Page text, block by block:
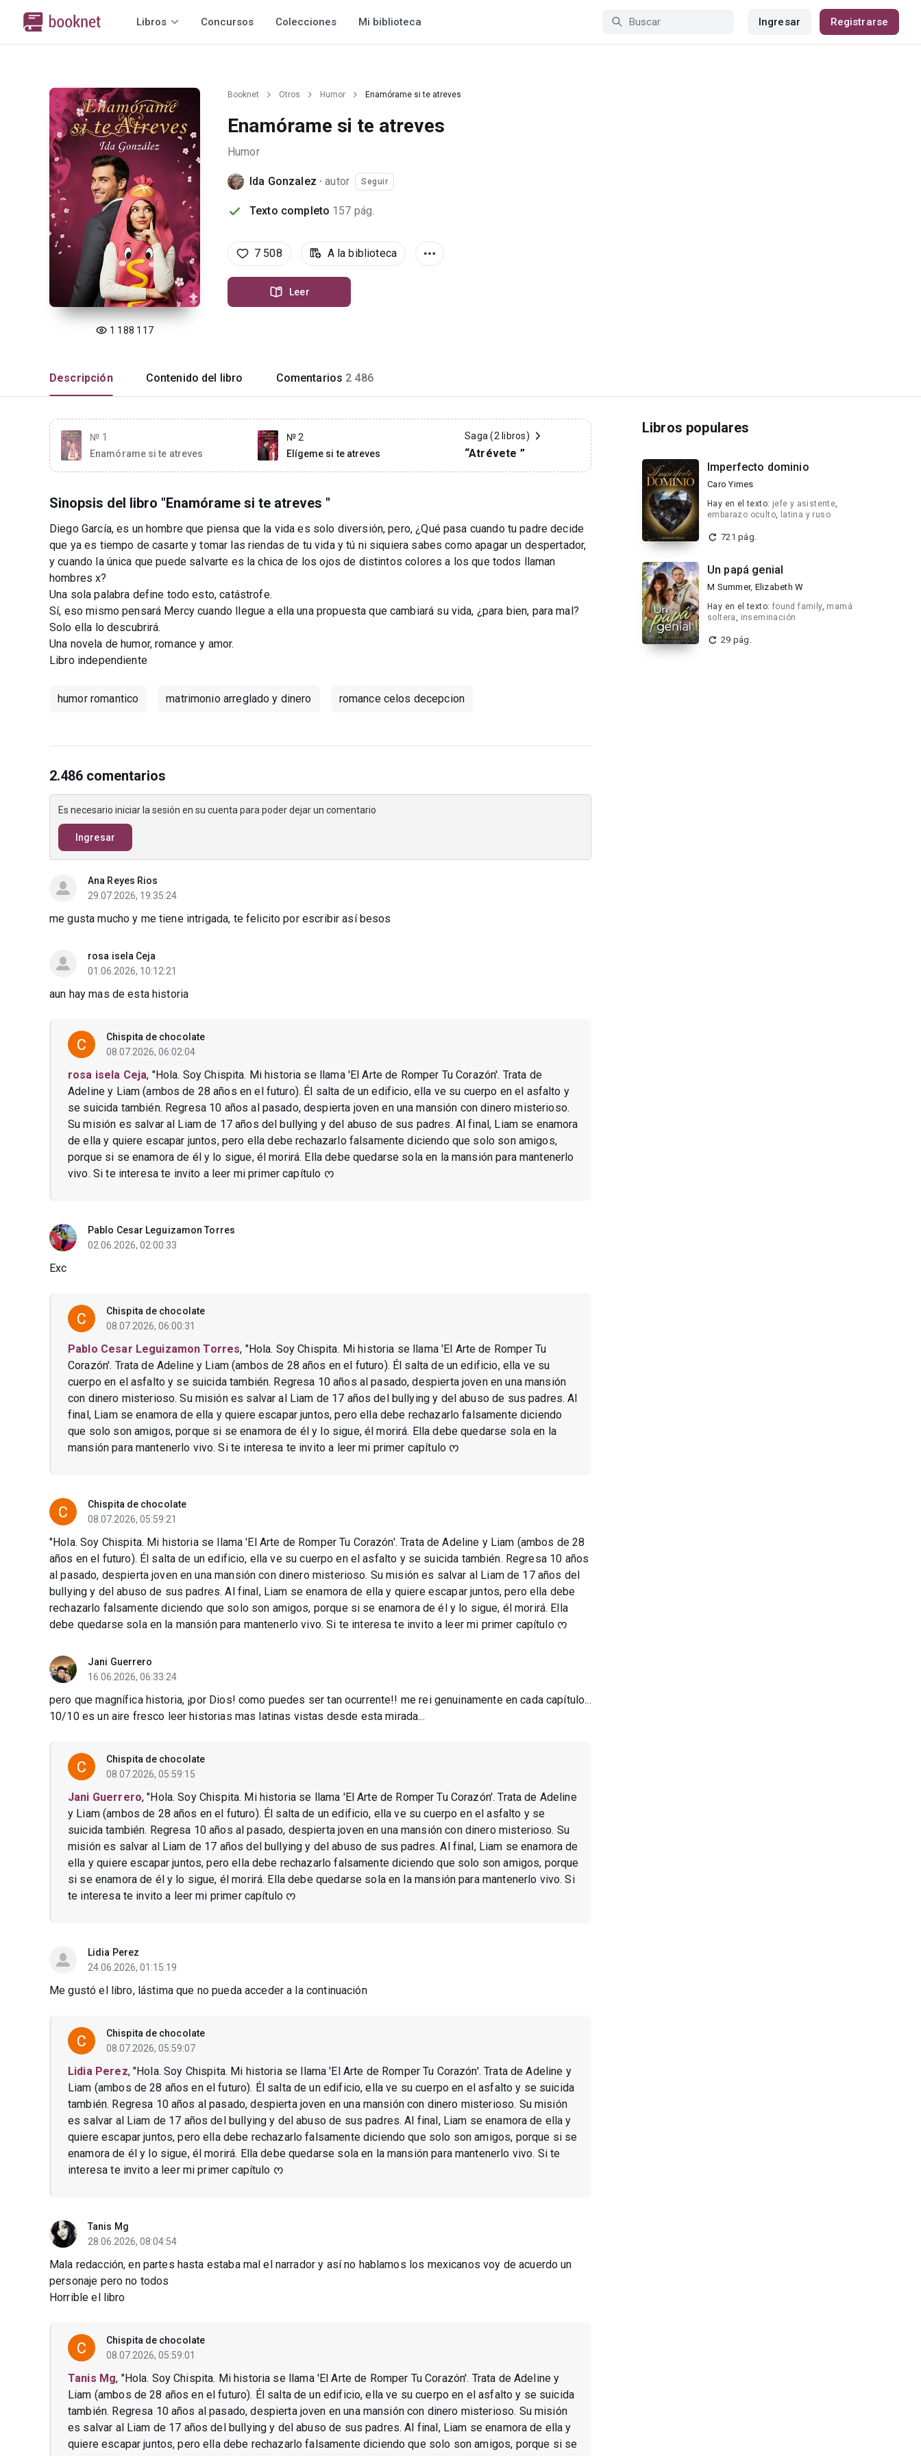
Libros Concursos Colecciones Mi biblioteca Ingresar Registrarse
1 188 117
Booknet Otros Humor Enamórame si te atreves
Enamórame si te atreves
Humor
Ida Gonzalez ·autor Seguir
Texto completo 157 pág.
7 508 A la biblioteca
Leer
Descripción Contenido del libro Comentarios 2 486
№ 1
Enamórame si te atreves
№ 2
Elígeme si te atreves
Saga (2 libros)
“Atrévete ”
Sinopsis del libro "Enamórame si te atreves "
Diego García, es un hombre que piensa que la vida es solo diversión, pero, ¿Qué pasa cuando tu padre decide
que ya es tiempo de casarte y tomar las riendas de tu vida y tú ni siquiera sabes como apagar un despertador,
y cuando la única que puede salvarte es la chica de los ojos de distintos colores a los que todos llaman
hombres x?
Una sola palabra define todo esto, catástrofe.
Sí, eso mismo pensará Mercy cuando llegue a ella una propuesta que cambiará su vida, ¿para bien, para mal?
Solo ella lo descubrirá.
Una novela de humor, romance y amor.
Libro independiente
humor romantico matrimonio arreglado y dinero romance celos decepcion
2.486 comentarios
Es necesario iniciar la sesión en su cuenta para poder dejar un comentario
Ingresar
Ana Reyes Rios
29.07.2026, 19:35:24
me gusta mucho y me tiene intrigada, te felicito por escribir así besos
rosa isela Ceja
01.06.2026, 10:12:21
aun hay mas de esta historia
Chispita de chocolate
08.07.2026, 06:02:04
rosa isela Ceja, "Hola. Soy Chispita. Mi historia se llama 'El Arte de Romper Tu Corazón'. Trata de
Adeline y Liam (ambos de 28 años en el futuro). Él salta de un edificio, ella ve su cuerpo en el asfalto y
se suicida también. Regresa 10 años al pasado, despierta joven en una mansión con dinero misterioso.
Su misión es salvar al Liam de 17 años del bullying y del abuso de sus padres. Al final, Liam se enamora
de ella y quiere escapar juntos, pero ella debe rechazarlo falsamente diciendo que solo son amigos,
porque si se enamora de él y lo sigue, él morirá. Ella debe quedarse sola en la mansión para mantenerlo
vivo. Si te interesa te invito a leer mi primer capítulo ᰔ
Pablo Cesar Leguizamon Torres
02.06.2026, 02:00:33
Exc
Chispita de chocolate
08.07.2026, 06:00:31
Pablo Cesar Leguizamon Torres, "Hola. Soy Chispita. Mi historia se llama 'El Arte de Romper Tu
Corazón'. Trata de Adeline y Liam (ambos de 28 años en el futuro). Él salta de un edificio, ella ve su
cuerpo en el asfalto y se suicida también. Regresa 10 años al pasado, despierta joven en una mansión
con dinero misterioso. Su misión es salvar al Liam de 17 años del bullying y del abuso de sus padres. Al
final, Liam se enamora de ella y quiere escapar juntos, pero ella debe rechazarlo falsamente diciendo
que solo son amigos, porque si se enamora de él y lo sigue, él morirá. Ella debe quedarse sola en la
mansión para mantenerlo vivo. Si te interesa te invito a leer mi primer capítulo ᰔ
Chispita de chocolate
08.07.2026, 05:59:21
"Hola. Soy Chispita. Mi historia se llama 'El Arte de Romper Tu Corazón'. Trata de Adeline y Liam (ambos de 28
años en el futuro). Él salta de un edificio, ella ve su cuerpo en el asfalto y se suicida también. Regresa 10 años
al pasado, despierta joven en una mansión con dinero misterioso. Su misión es salvar al Liam de 17 años del
bullying y del abuso de sus padres. Al final, Liam se enamora de ella y quiere escapar juntos, pero ella debe
rechazarlo falsamente diciendo que solo son amigos, porque si se enamora de él y lo sigue, él morirá. Ella
debe quedarse sola en la mansión para mantenerlo vivo. Si te interesa te invito a leer mi primer capítulo ᰔ
Jani Guerrero
16.06.2026, 06:33:24
pero que magnífica historia, ¡por Dios! como puedes ser tan ocurrente!! me rei genuinamente en cada capítulo...
10/10 es un aire fresco leer historias mas latinas vistas desde esta mirada...
Chispita de chocolate
08.07.2026, 05:59:15
Jani Guerrero, "Hola. Soy Chispita. Mi historia se llama 'El Arte de Romper Tu Corazón'. Trata de Adeline
y Liam (ambos de 28 años en el futuro). Él salta de un edificio, ella ve su cuerpo en el asfalto y se
suicida también. Regresa 10 años al pasado, despierta joven en una mansión con dinero misterioso. Su
misión es salvar al Liam de 17 años del bullying y del abuso de sus padres. Al final, Liam se enamora de
ella y quiere escapar juntos, pero ella debe rechazarlo falsamente diciendo que solo son amigos, porque
si se enamora de él y lo sigue, él morirá. Ella debe quedarse sola en la mansión para mantenerlo vivo. Si
te interesa te invito a leer mi primer capítulo ᰔ
Lidia Perez
24.06.2026, 01:15:19
Me gustó el libro, lástima que no pueda acceder a la continuación
Chispita de chocolate
08.07.2026, 05:59:07
Lidia Perez, "Hola. Soy Chispita. Mi historia se llama 'El Arte de Romper Tu Corazón'. Trata de Adeline y
Liam (ambos de 28 años en el futuro). Él salta de un edificio, ella ve su cuerpo en el asfalto y se suicida
también. Regresa 10 años al pasado, despierta joven en una mansión con dinero misterioso. Su misión
es salvar al Liam de 17 años del bullying y del abuso de sus padres. Al final, Liam se enamora de ella y
quiere escapar juntos, pero ella debe rechazarlo falsamente diciendo que solo son amigos, porque si se
enamora de él y lo sigue, él morirá. Ella debe quedarse sola en la mansión para mantenerlo vivo. Si te
interesa te invito a leer mi primer capítulo ᰔ
Tanis Mg
28.06.2026, 08:04:54
Mala redacción, en partes hasta estaba mal el narrador y así no hablamos los mexicanos voy de acuerdo un
personaje pero no todos
Horrible el libro
Chispita de chocolate
08.07.2026, 05:59:01
Tanis Mg, "Hola. Soy Chispita. Mi historia se llama 'El Arte de Romper Tu Corazón'. Trata de Adeline y
Liam (ambos de 28 años en el futuro). Él salta de un edificio, ella ve su cuerpo en el asfalto y se suicida
también. Regresa 10 años al pasado, despierta joven en una mansión con dinero misterioso. Su misión
es salvar al Liam de 17 años del bullying y del abuso de sus padres. Al final, Liam se enamora de ella y
quiere escapar juntos, pero ella debe rechazarlo falsamente diciendo que solo son amigos, porque si se
Libros populares
Imperfecto dominio
Caro Yimes
Hay en el texto: jefe y asistente,
embarazo oculto, latina y ruso
721 pág.
Un papá genial
M Summer, Elizabeth W
Hay en el texto: found family, mamá
soltera, inseminación
29 pág.